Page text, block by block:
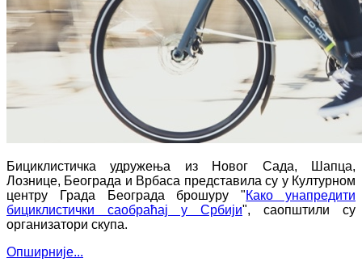
Бициклистичка удружења из Новог Сада, Шапца,
Лознице, Београда и Врбаса представила су у Културном
центру Града Београда брошуру "Како унапредити
бициклистички саобраћај у Србији", саопштили су
организатори скупа.
Опширније...